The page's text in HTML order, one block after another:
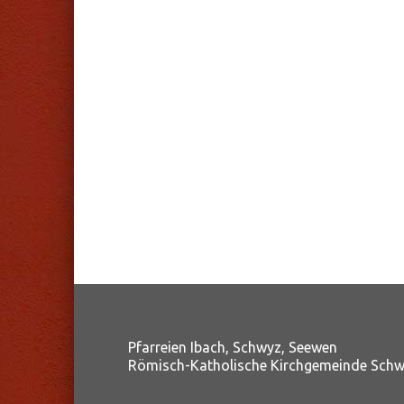
Pfarreien Ibach, Schwyz, Seewen
Römisch-Katholische Kirchgemeinde